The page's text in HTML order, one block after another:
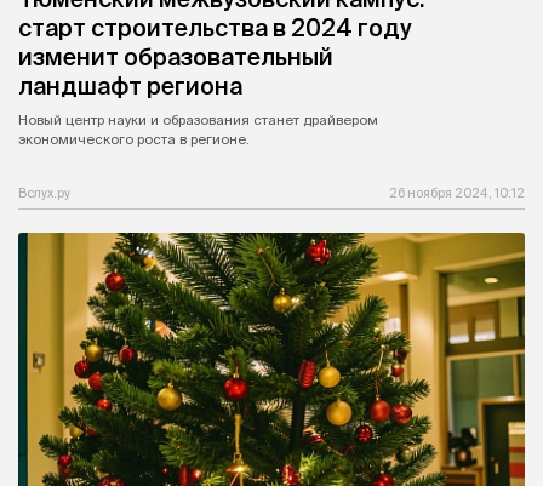
старт строительства в 2024 году
изменит образовательный
ландшафт региона
Новый центр науки и образования станет драйвером
экономического роста в регионе.
Вслух.ру 26 ноября 2024, 10:12